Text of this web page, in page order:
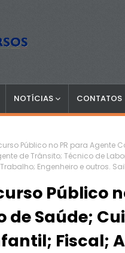
NOTÍCIAS CONTATOS
Público no PR para Agente
de Trânsito; Técnico de
Engenheiro e outros.
Público
Saúde;
Fiscal;